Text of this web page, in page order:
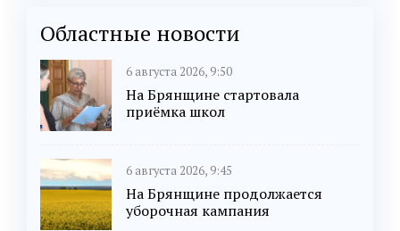
Областные новости
6 августа 2026, 9:50
На Брянщине стартовала
приёмка школ
6 августа 2026, 9:45
На Брянщине продолжается
уборочная кампания